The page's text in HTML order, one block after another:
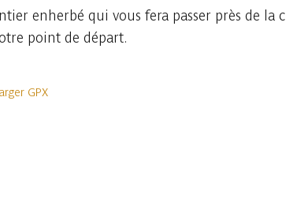
enherbé qui vous fera passer près de la
point de départ.
GPX